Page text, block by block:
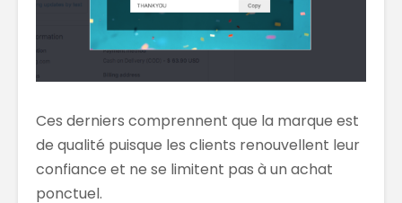
Ces derniers comprennent que la marque est
de qualité puisque les clients renouvellent leur
confiance et ne se limitent pas à un achat
ponctuel.